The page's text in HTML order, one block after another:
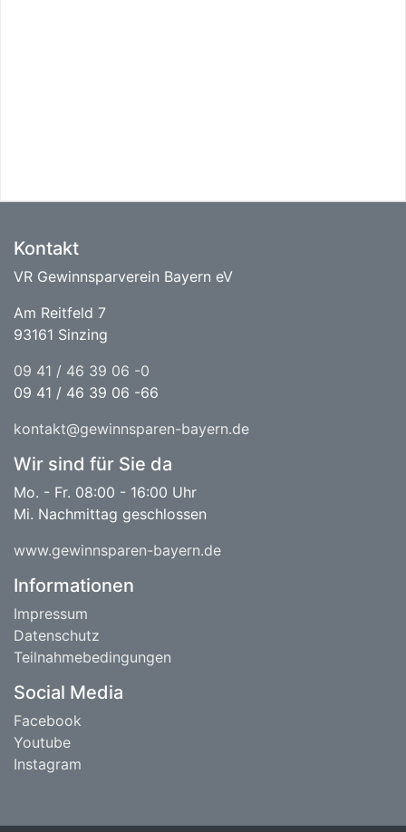
Kontakt
VR Gewinnsparverein Bayern eV
Am Reitfeld 7
93161 Sinzing
09 41 / 46 39 06 -0
09 41 / 46 39 06 -66
kontakt@gewinnsparen-bayern.de
Wir sind für Sie da
Mo. - Fr. 08:00 - 16:00 Uhr
Mi. Nachmittag geschlossen
www.gewinnsparen-bayern.de
Informationen
Impressum
Datenschutz
Teilnahmebedingungen
Social Media
Facebook
Youtube
Instagram